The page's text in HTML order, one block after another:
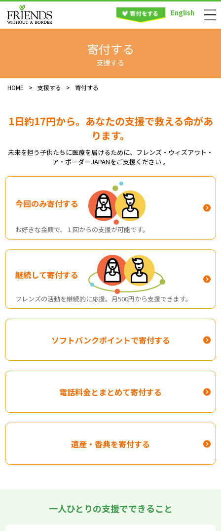
English
寄付する
支援する
HOME > 支援する > 寄付する
1日約17円から。あなたの支援で救える命があ
ります。
未来を担う子供たちに医療を届けるために、フレンズ・ウィズアウト・
ア・ボーダーJAPANをご支援ください 。
今回のみ寄付する
お好きな金額で、１回からの支援が可能です。
継続して寄付する
フレンズの活動を継続的に応援。月500円から支援できます。
ソフトバンクポイントで寄付する
電話料金と まとめて寄付する
遺産・香典を寄付する
一人ひとりの支援でできること